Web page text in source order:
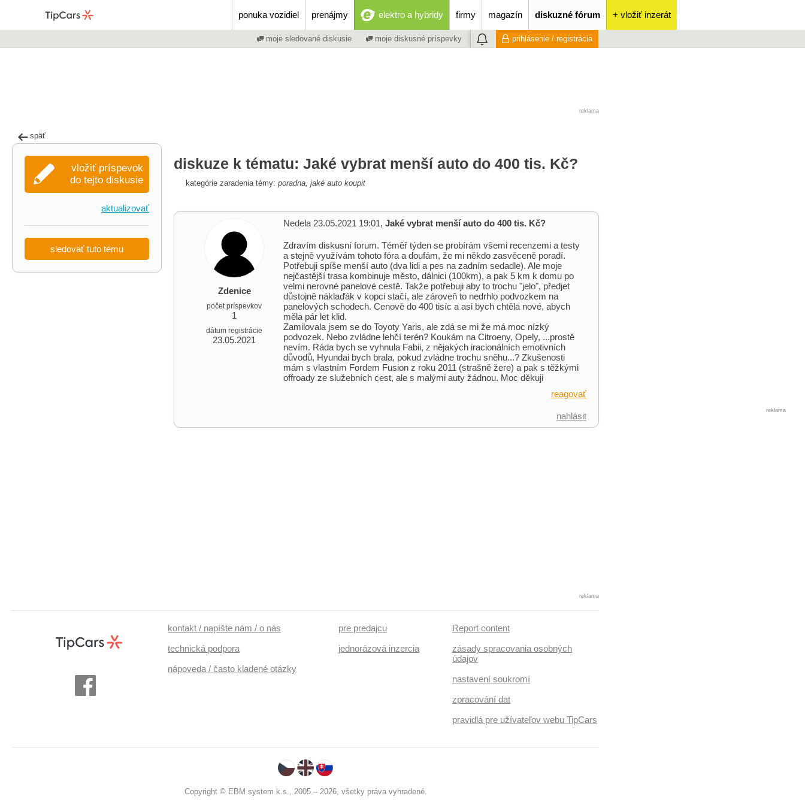
ponuka vozidiel prenájmy elektro a hybridy firmy magazín diskuzné fórum + vložiť inzerát
moje sledované diskusie moje diskusné príspevky prihlásenie / registrácia
reklama
späť
diskuze k tématu: Jaké vybrat menší auto do 400 tis. Kč?
kategórie zaradenia témy: poradna, jaké auto koupit
Zdenice
počet príspevkov
1
dátum registrácie
23.05.2021
Nedela 23.05.2021 19:01, Jaké vybrat menší auto do 400 tis. Kč?
Zdravím diskusní forum. Téměř týden se probírám všemi recenzemi a testy
a stejně využívám tohoto fóra a doufám, že mi někdo zasvěceně poradí.
Potřebuji spíše menší auto (dva lidi a pes na zadním sedadle). Ale moje
nejčastější trasa kombinuje město, dálnici (100km), a pak 5 km k domu po
velmi nerovné panelové cestě. Takže potřebuji aby to trochu "jelo", předjet
důstojně náklaďák v kopci stačí, ale zároveň to nedrhlo podvozkem na
panelových schodech. Cenově do 400 tisíc a asi bych chtěla nové, abych
měla pár let klid.
Zamilovala jsem se do Toyoty Yaris, ale zdá se mi že má moc nízký
podvozek. Nebo zvládne lehčí terén? Koukám na Citroeny, Opely, ...prostě
nevím. Ráda bych se vyhnula Fabii, z nějakých iracionálních emotivních
důvodů, Hyundai bych brala, pokud zvládne trochu sněhu...? Zkušenosti
mám s vlastním Fordem Fusion z roku 2011 (strašně žere) a pak s těžkými
offroady ze služebních cest, ale s malými auty žádnou. Moc děkuji
reagovať
nahlásit
vložiť príspevok
do tejto diskusie
aktualizovať
sledovať tuto tému
reklama
reklama
kontakt / napíšte nám / o nás
technická podpora
nápoveda / často kladené otázky
pre predajcu
jednorázová inzercia
Report content
zásady spracovania osobných
údajov
nastavení soukromí
zpracování dat
pravidlá pre užívateľov webu TipCars
Copyright © EBM system k.s., 2005 – 2026, všetky práva vyhradené.